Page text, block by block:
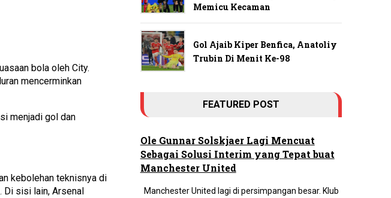
bola oleh City.
mencerminkan
menjadi gol dan
kebolehan teknisnya di
Di sisi lain, Arsenal
Memicu Kecaman
Gol Ajaib Kiper Benfica, Anatoliy
Trubin Di Menit Ke-98
FEATURED POST
Ole Gunnar Solskjaer Lagi Mencuat
Sebagai Solusi Interim yang Tepat buat
Manchester United
Manchester United lagi di persimpangan besar. Klub